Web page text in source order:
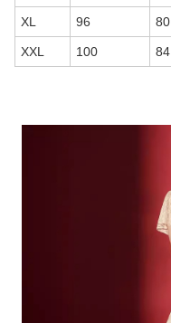
XL 96 80
XXL 100 84